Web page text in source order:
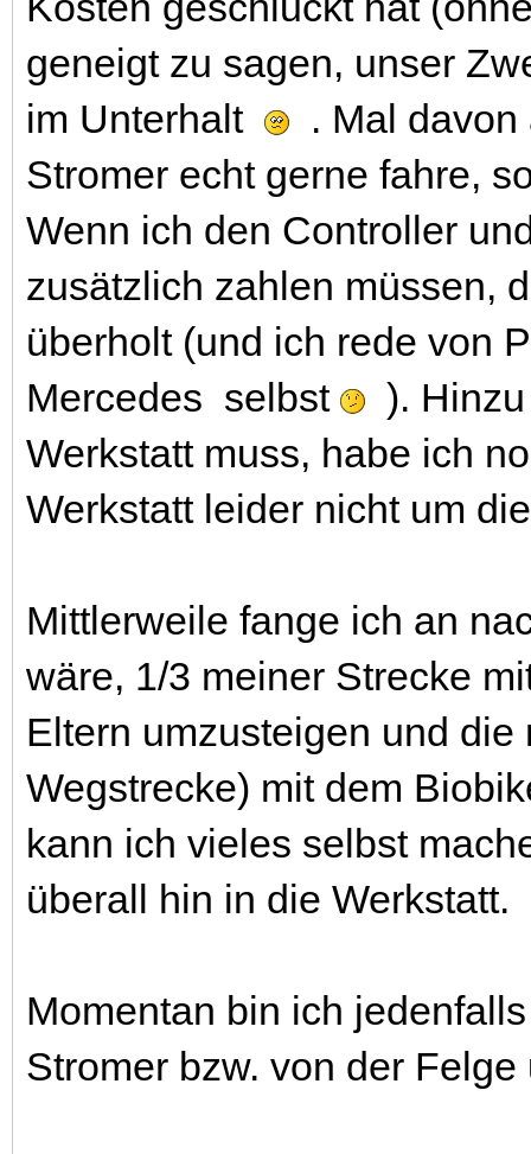
geneigt zu sagen, unser
im Unterhalt
. Mal
Stromer echt gerne fahre,
Wenn ich den Controller
zusätzlich zahlen müssen,
überholt (und ich rede von
Mercedes selbst
).
Werkstatt muss, habe ich
Werkstatt leider nicht um
Mittlerweile fange ich an
wäre, 1/3 meiner Strecke
Eltern umzusteigen und
Wegstrecke) mit dem
kann ich vieles selbst
überall hin in die Werkstatt.
Momentan bin ich
Stromer bzw. von der